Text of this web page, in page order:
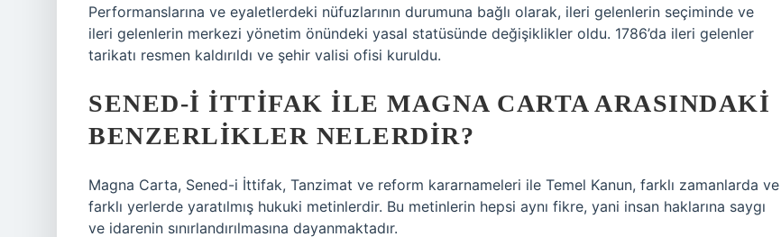
Performanslarına ve eyaletlerdeki nüfuzlarının durumuna bağlı olarak, ileri gelenlerin seçiminde ve
ileri gelenlerin merkezi yönetim önündeki yasal statüsünde değişiklikler oldu. 1786’da ileri gelenler
tarikatı resmen kaldırıldı ve şehir valisi ofisi kuruldu.
SENED-I İTTIFAK ILE MAGNA CARTA ARASINDAKI
BENZERLIKLER NELERDIR?
Magna Carta, Sened-i İttifak, Tanzimat ve reform kararnameleri ile Temel Kanun, farklı zamanlarda ve
farklı yerlerde yaratılmış hukuki metinlerdir. Bu metinlerin hepsi aynı fikre, yani insan haklarına saygı
ve idarenin sınırlandırılmasına dayanmaktadır.